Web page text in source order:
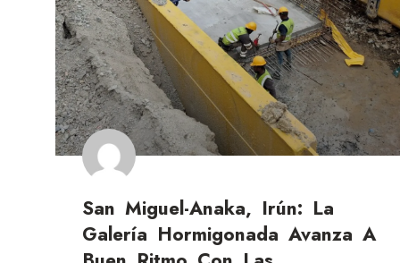
San Miguel-Anaka, Irún: La
Galería Hormigonada Avanza A